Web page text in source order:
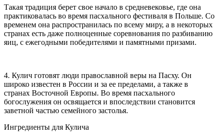
Такая традиция берет свое начало в средневековье, где она
практиковалась во время пасхального фестиваля в Польше. Со
временем она распространилась по всему миру, а в некоторых
странах есть даже полноценные соревнования по разбиванию
яиц, с ежегодными победителями и памятными призами.
4. Кулич готовят люди православной веры на Пасху. Он
широко известен в России и за ее пределами, а также в
странах Восточной Европы. Во время пасхального
богослужения он освящается и впоследствии становится
заветной частью семейного застолья.
Ингредиенты для Кулича